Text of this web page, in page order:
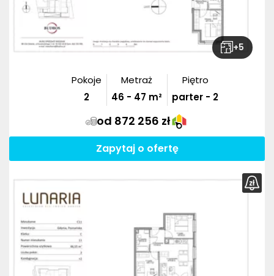
+5
Pokoje
2
Metraż
46 - 47 m²
Piętro
parter - 2
od 872 256 zł
Zapytaj o ofertę